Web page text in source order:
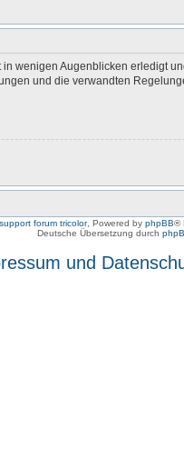
wenigen Augenblicken erledigt
und die verwandten
support forum tricolor, Powered by phpBB®
Deutsche Übersetzung durch
und